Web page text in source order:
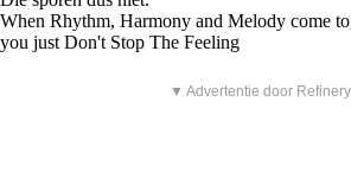
When Rhythm, Harmony and Melody come
you just Don't Stop The Feeling
▼ Advertentie door